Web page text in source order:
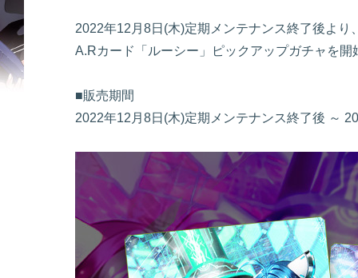
2022年12月8日(木)定期メンテナンス終了後より
A.Rカード「ルーシー」ピックアップガチャを開
■販売期間
2022年12月8日(木)定期メンテナンス終了後 ～